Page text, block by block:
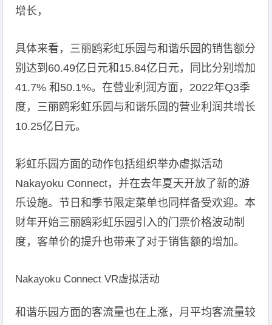
增长，
具体来看，三丽鸥彩虹乐园与和谐乐园的销售额分
别达到60.49亿日元和15.84亿日元，同比分别增加
41.7% 和50.1%。在营业利润方面，2022年Q3季
度，三丽鸥彩虹乐园与和谐乐园的营业利润共增长
10.25亿日元。
彩虹乐园方面的动作包括组织举办虚拟活动
Nakayoku Connect，并在去年夏天开放了新的游
乐设施。节日和季节限定菜单也同样备受欢迎。本
财年开始三丽鸥彩虹乐园引入的门票价格波动制
度，客单价的提升也带来了对于销售额的增加。
Nakayoku Connect VR虚拟活动
和谐乐园方面的客流量也在上涨，月平均客流量较